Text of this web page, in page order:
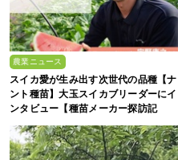
農業ニュース
スイカ愛が生み出す次世代の品種【ナ
ント種苗】大玉スイカブリーダーにイ
ンタビュー【種苗メーカー探訪記
Vol.4】